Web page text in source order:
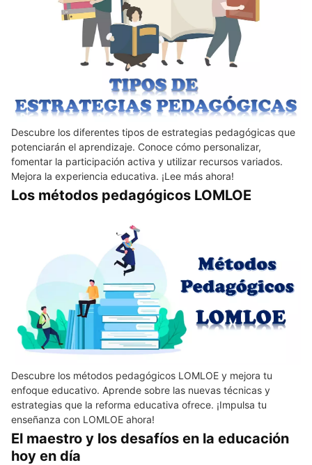
Descubre los diferentes tipos de estrategias pedagógicas que
potenciarán el aprendizaje. Conoce cómo personalizar,
fomentar la participación activa y utilizar recursos variados.
Mejora la experiencia educativa. ¡Lee más ahora!
Los métodos pedagógicos LOMLOE
Descubre los métodos pedagógicos LOMLOE y mejora tu
enfoque educativo. Aprende sobre las nuevas técnicas y
estrategias que la reforma educativa ofrece. ¡Impulsa tu
enseñanza con LOMLOE ahora!
El maestro y los desafíos en la educación
hoy en día